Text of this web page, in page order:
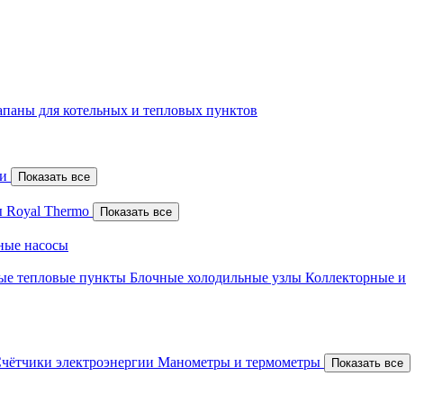
для котельных и тепловых пунктов
Показать все
Royal Thermo Показать все
насосы
тепловые пункты Блочные холодильные узлы Коллекторные и
электроэнергии Манометры и термометры Показать все